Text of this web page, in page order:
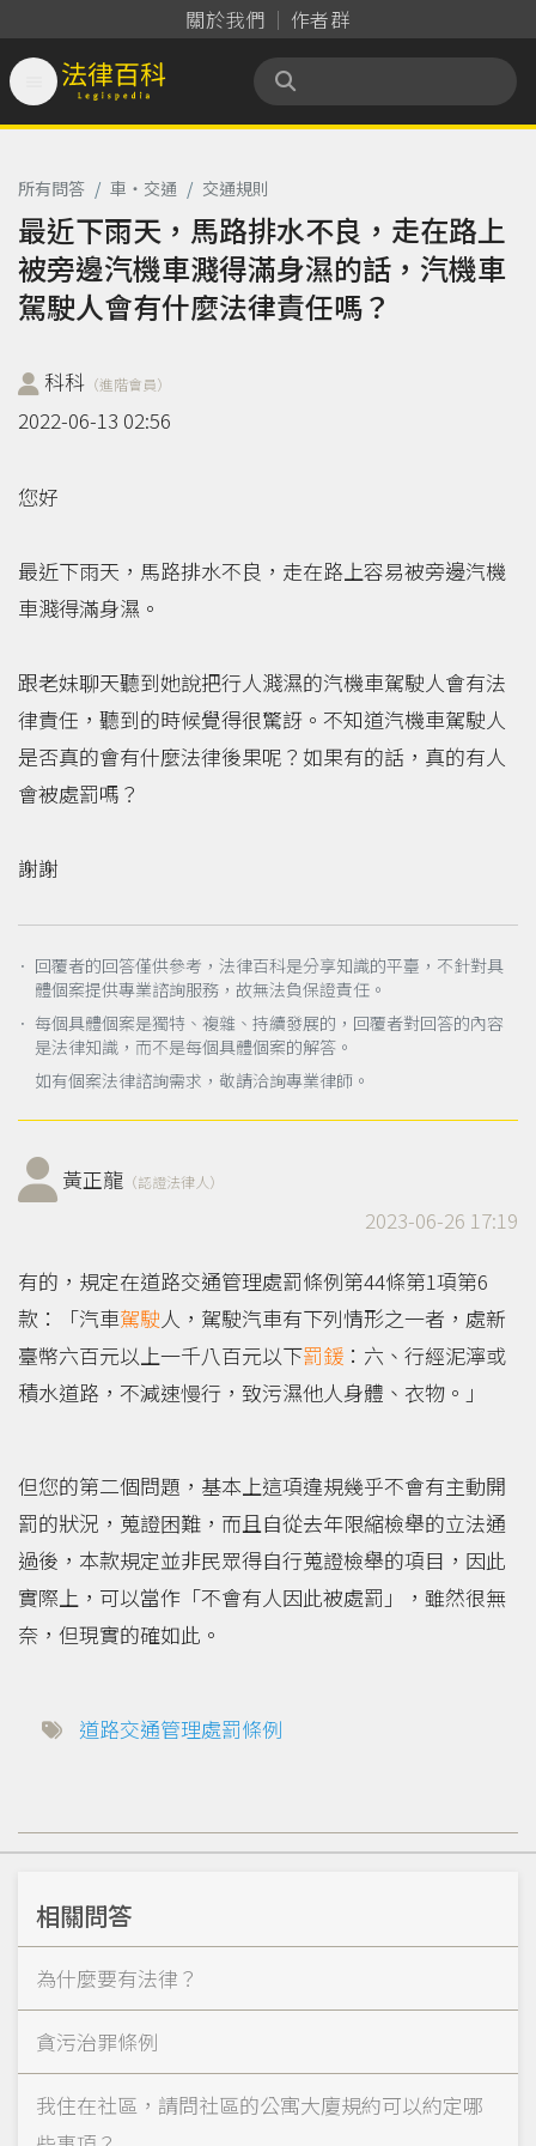
關於我們 作者群
法律百科 Legispedia
所有問答 / 車‧交通 / 交通規則
最近下雨天，馬路排水不良，走在路上
被旁邊汽機車濺得滿身濕的話，汽機車
駕駛人會有什麼法律責任嗎？
科科 （進階會員）
2022-06-13 02:56
您好
最近下雨天，馬路排水不良，走在路上容易被旁邊汽機
車濺得滿身濕。
跟老妹聊天聽到她說把行人濺濕的汽機車駕駛人會有法
律責任，聽到的時候覺得很驚訝。不知道汽機車駕駛人
是否真的會有什麼法律後果呢？如果有的話，真的有人
會被處罰嗎？
謝謝
． 回覆者的回答僅供參考，法律百科是分享知識的平臺，不針對具
體個案提供專業諮詢服務，故無法負保證責任。
． 每個具體個案是獨特、複雜、持續發展的，回覆者對回答的內容
是法律知識，而不是每個具體個案的解答。
如有個案法律諮詢需求，敬請洽詢專業律師。
黃正龍 （認證法律人）
2023-06-26 17:19
有的，規定在道路交通管理處罰條例第44條第1項第6
款：「汽車駕駛人，駕駛汽車有下列情形之一者，處新
臺幣六百元以上一千八百元以下罰鍰 ：六、行經泥濘或
積水道路，不減速慢行，致污濕他人身體、衣物。」
但您的第二個問題，基本上這項違規幾乎不會有主動開
罰的狀況，蒐證困難，而且自從去年限縮檢舉的立法通
過後，本款規定並非民眾得自行蒐證檢舉的項目，因此
實際上，可以當作「不會有人因此被處罰」，雖然很無
奈，但現實的確如此。
道路交通管理處罰條例
相關問答
為什麼要有法律？
貪污治罪條例
我住在社區，請問社區的公寓大廈規約可以約定哪